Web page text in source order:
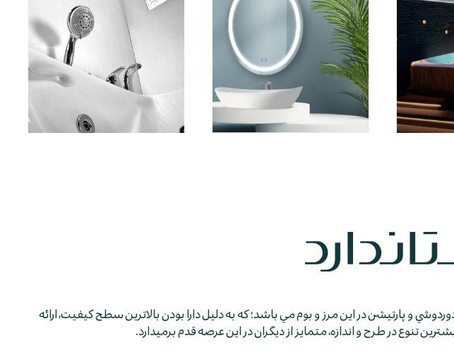
و پارتيشن در اين مرز و بوم مي باشد؛ كه به دليل دارا بودن بالاترين سطح كيفيت، ارائه
در طرح و اندازه، متمايز از ديگران در اين عرصه قدم برمي­دارد.